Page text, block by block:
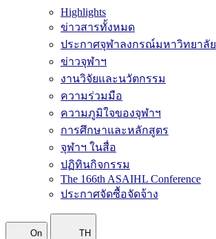
Highlights
ข่าวสารทั้งหมด
ประกาศจุฬาลงกรณ์มหาวิทยาลัย
ข่าวจุฬาฯ
งานวิจัยและนวัตกรรม
ความร่วมมือ
ความภูมิใจของจุฬาฯ
การศึกษาและหลักสูตร
จุฬาฯ ในสื่อ
ปฏิทินกิจกรรม
The 166th ASAIHL Conference
ประกาศจัดซื้อจัดจ้าง
On TH